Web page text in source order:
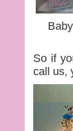
So if
call us,